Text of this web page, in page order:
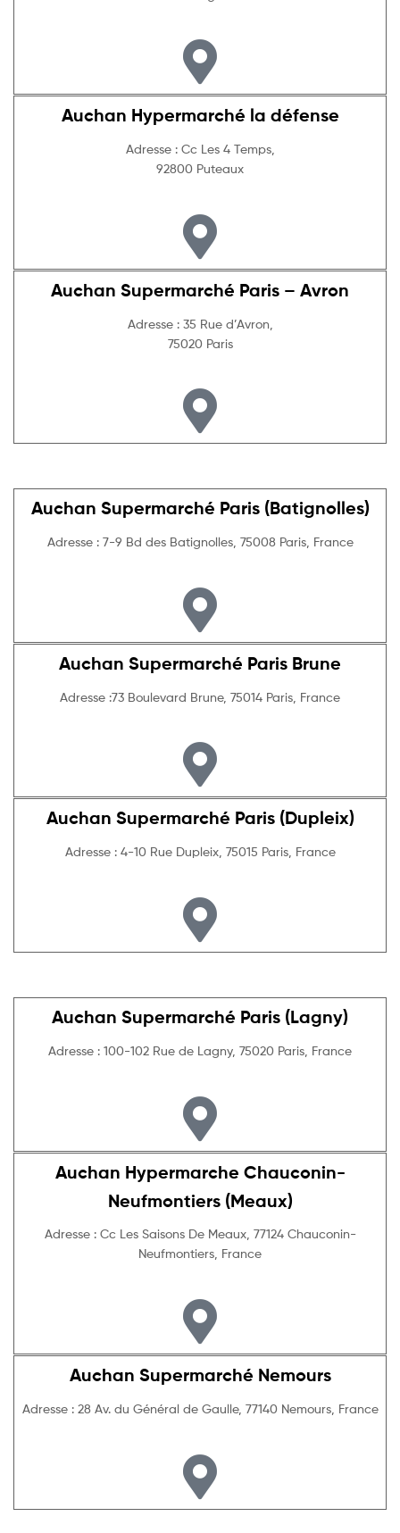
Auchan Hypermarché la défense
Adresse : Cc Les 4 Temps,
92800 Puteaux
Auchan Supermarché Paris – Avron
Adresse : 35 Rue d’Avron,
75020 Paris
Auchan Supermarché Paris (Batignolles)
Adresse : 7-9 Bd des Batignolles, 75008 Paris, France
Auchan Supermarché Paris Brune
Adresse :73 Boulevard Brune, 75014 Paris, France
Auchan Supermarché Paris (Dupleix)
Adresse : 4-10 Rue Dupleix, 75015 Paris, France
Auchan Supermarché Paris (Lagny)
Adresse : 100-102 Rue de Lagny, 75020 Paris, France
Auchan Hypermarche Chauconin-
Neufmontiers (Meaux)
Adresse : Cc Les Saisons De Meaux, 77124 Chauconin-
Neufmontiers, France
Auchan Supermarché Nemours
Adresse : 28 Av. du Général de Gaulle, 77140 Nemours, France